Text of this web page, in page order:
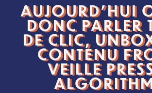
AUJOURD’HUI
DONC PARLER
DE CLIC,
CONTENU
VEILLE